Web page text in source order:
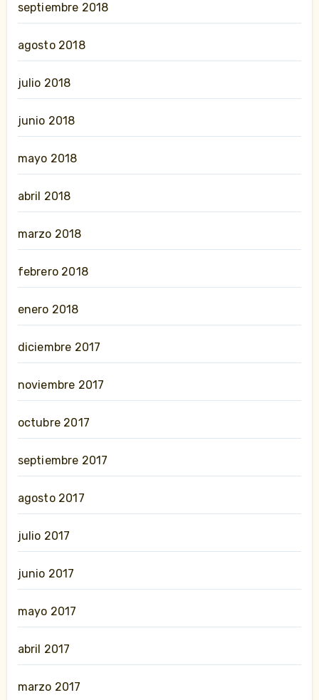
septiembre 2018
agosto 2018
julio 2018
junio 2018
mayo 2018
abril 2018
marzo 2018
febrero 2018
enero 2018
diciembre 2017
noviembre 2017
octubre 2017
septiembre 2017
agosto 2017
julio 2017
junio 2017
mayo 2017
abril 2017
marzo 2017